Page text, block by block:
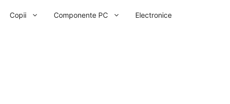
Copii Componente PC Electronice